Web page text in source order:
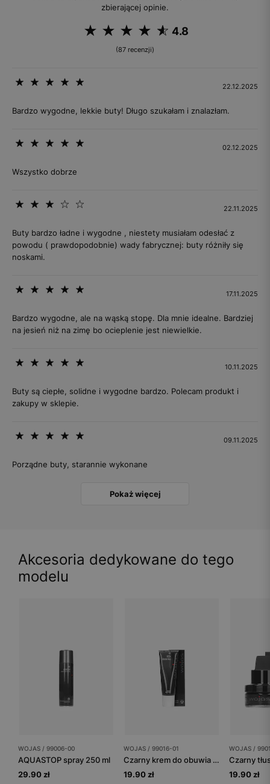
zbierającej opinie.
4.8
(87 recenzji)
22.12.2025
Bardzo wygodne, lekkie buty! Długo szukałam i znalazłam.
02.12.2025
Wszystko dobrze
22.11.2025
Buty bardzo ładne i wygodne , niestety musiałam odesłać z
powodu ( prawdopodobnie) wady fabrycznej: buty różniły się
noskami.
17.11.2025
Bardzo wygodne, ale na wąską stopę. Dla mnie idealne. Bardziej
na jesień niż na zimę bo ocieplenie jest niewielkie.
10.11.2025
Buty są ciepłe, solidne i wygodne bardzo. Polecam produkt i
zakupy w sklepie.
09.11.2025
Porządne buty, starannie wykonane
Pokaż więcej
Akcesoria dedykowane do tego
modelu
WOJAS / 99006-00
AQUASTOP spray 250 ml
29.90 zł
WOJAS / 99016-01
Czarny krem do obuwia tuba 75 ml
19.90 zł
WOJAS /
19.90 zł